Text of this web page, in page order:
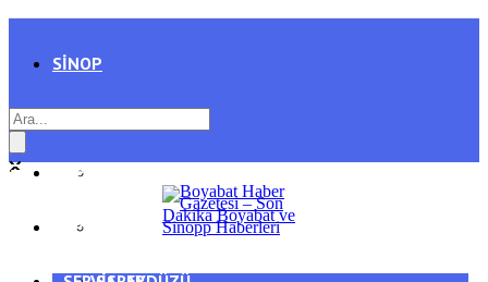
SINOP
AYANCIK
GENEL
SPOR